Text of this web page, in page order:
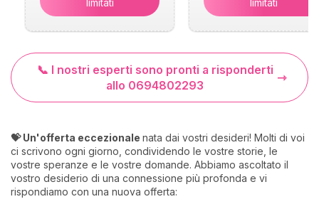
📞 I nostri esperti sono pronti a risponderti
allo 0694802293
💝 Un'offerta eccezionale nata dai vostri desideri! Molti di voi
ci scrivono ogni giorno, condividendo le vostre storie, le
vostre speranze e le vostre domande. Abbiamo ascoltato il
vostro desiderio di una connessione più profonda e vi
rispondiamo con una nuova offerta: